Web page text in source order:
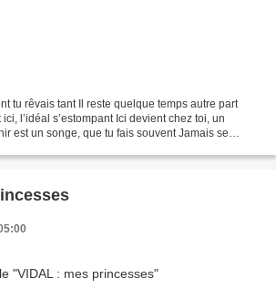
tu rêvais tant Il reste quelque temps autre part
l’idéal s’estompant Ici devient chez toi, un
est un songe, que tu fais souvent Jamais se